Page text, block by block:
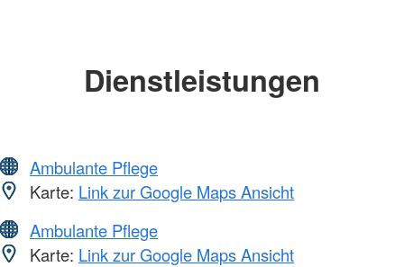
Dienstleistungen
Ambulante Pflege
Karte: Link zur Google Maps Ansicht
Ambulante Pflege
Karte: Link zur Google Maps Ansicht